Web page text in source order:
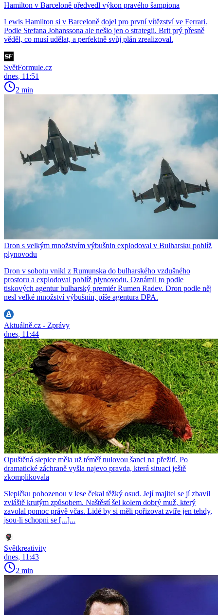
Hamilton v Barceloně předvedl výkon pravého šampiona
Lewis Hamilton si v Barceloně dojel pro první vítězství ve Ferrari.
Podle Stefana Johanssona ale nešlo jen o strategii. Brit prý přesně
věděl, co musí udělat, a perfektně svůj plán zrealizoval.
SvětFormule.cz
dnes, 11:51
2 min
Dron s velkým množstvím výbušnin explodoval v Bulharsku poblíž
plynovodu
Dron v sobotu vnikl z Rumunska do bulharského vzdušného
prostoru a explodoval poblíž plynovodu. Oznámil to podle
tiskových agentur bulharský premiér Rumen Radev. Dron podle něj
nesl velké množství výbušnin, píše agentura DPA.
Aktuálně.cz - Zprávy
dnes, 11:44
Opuštěná slepice měla už téměř nulovou šanci na přežití. Po
dramatické záchraně vyšla najevo pravda, která situaci ještě
zkomplikovala
Slepičku pohozenou v lese čekal těžký osud. Její majitel se jí zbavil
zvláště krutým způsobem. Naštěstí šel kolem dobrý muž, který
zavolal pomoc právě včas. Lidé by si měli pořizovat zvíře jen tehdy,
jsou-li schopni se [...]...
Světkreativity
dnes, 11:43
2 min